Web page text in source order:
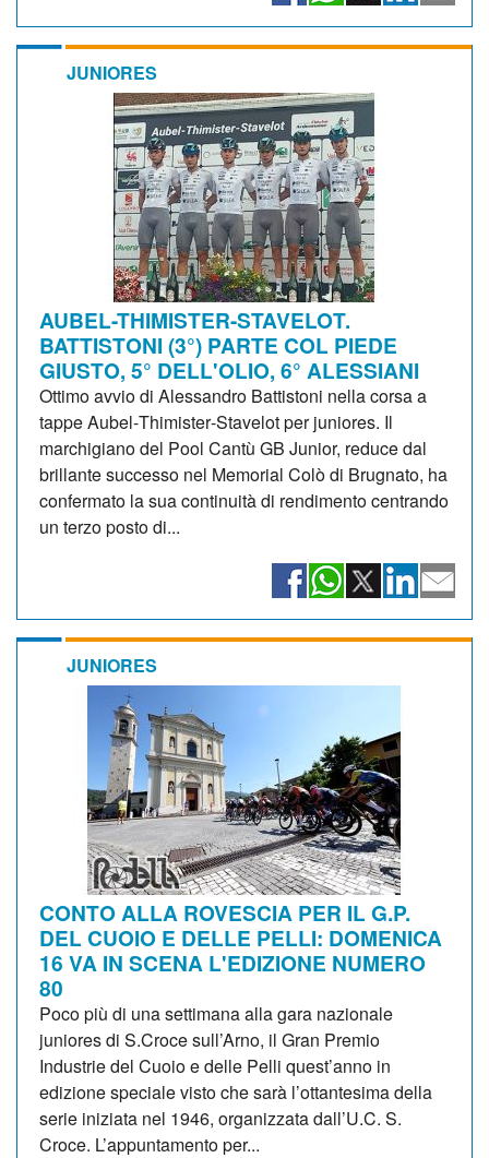
JUNIORES
AUBEL-THIMISTER-STAVELOT.
BATTISTONI (3°) PARTE COL PIEDE
GIUSTO, 5° DELL'OLIO, 6° ALESSIANI
Ottimo avvio di Alessandro Battistoni nella corsa a
tappe Aubel‑Thimister‑Stavelot per juniores. Il
marchigiano del Pool Cantù GB Junior, reduce dal
brillante successo nel Memorial Colò di Brugnato, ha
confermato la sua continuità di rendimento centrando
un terzo posto di...
JUNIORES
CONTO ALLA ROVESCIA PER IL G.P.
DEL CUOIO E DELLE PELLI: DOMENICA
16 VA IN SCENA L'EDIZIONE NUMERO
80
Poco più di una settimana alla gara nazionale
juniores di S.Croce sull’Arno, il Gran Premio
Industrie del Cuoio e delle Pelli quest’anno in
edizione speciale visto che sarà l’ottantesima della
serie iniziata nel 1946, organizzata dall’U.C. S.
Croce. L’appuntamento per...